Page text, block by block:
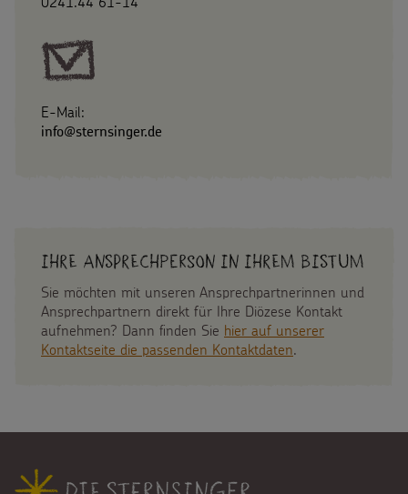
E-Mail:
info@sternsinger.de
Ihre Ansprechperson in Ihrem Bistum
Sie möchten mit unseren Ansprechpartnerinnen und
Ansprechpartnern direkt für Ihre Diözese Kontakt
aufnehmen? Dann finden Sie hier auf unserer
Kontaktseite die passenden Kontaktdaten.
Fußbereich